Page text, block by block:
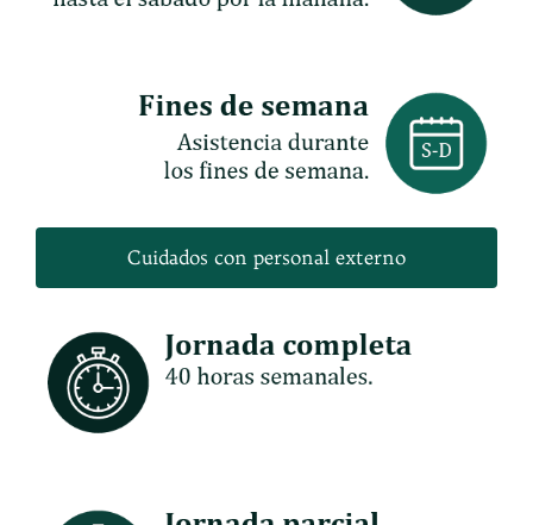
Cuidados con personal externo